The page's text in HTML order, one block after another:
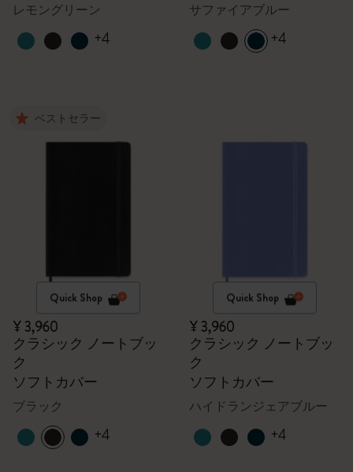
レモングリーン
+4
サファイアブルー
+4
ベストセラー
Quick Shop
¥ 3,960
クラシック ノートブッ
ク
ソフトカバー
ブラック
+4
Quick Shop
¥ 3,960
クラシック ノートブッ
ク
ソフトカバー
ハイドランジェアブルー
+4